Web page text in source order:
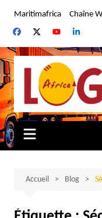
contenu
Maritimafrica Chaîne
Accueil Blog